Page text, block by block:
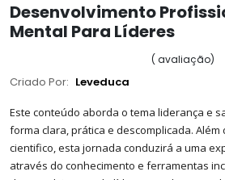
Desenvolvimento
Mental Para Líderes
( avaliação)
Criado Por: Leveduca
Este conteúdo aborda o tema liderança e
forma clara, prática e descomplicada.
cientifico, esta jornada conduzirá a uma
através do conhecimento e ferramentas